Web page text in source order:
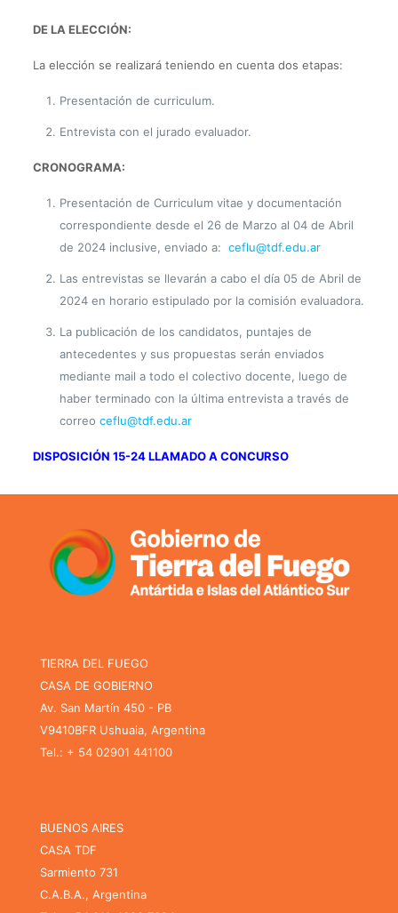
DE LA ELECCIÓN:
La elección se realizará teniendo en cuenta dos etapas:
Presentación de curriculum.
Entrevista con el jurado evaluador.
CRONOGRAMA:
Presentación de Curriculum vitae y documentación
correspondiente desde el 26 de Marzo al 04 de Abril
de 2024 inclusive, enviado a: ceflu@tdf.edu.ar
Las entrevistas se llevarán a cabo el día 05 de Abril de
2024 en horario estipulado por la comisión evaluadora.
La publicación de los candidatos, puntajes de
antecedentes y sus propuestas serán enviados
mediante mail a todo el colectivo docente, luego de
haber terminado con la última entrevista a través de
correo ceflu@tdf.edu.ar
DISPOSICIÓN 15-24 LLAMADO A CONCURSO
TIERRA DEL FUEGO
CASA DE GOBIERNO
Av. San Martín 450 - PB
V9410BFR Ushuaia, Argentina
Tel.: + 54 02901 441100
BUENOS AIRES
CASA TDF
Sarmiento 731
C.A.B.A., Argentina